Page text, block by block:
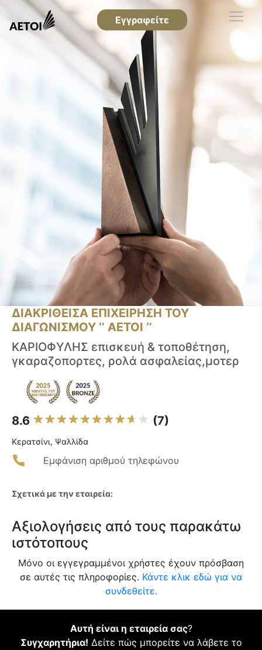
Εγγραφείτε
ΔΙΑΚΡΙΘΕΙΣΑ ΕΠΙΧΕΙΡΗΣΗ ΤΟΥ
ΔΙΑΓΩΝΙΣΜΟΥ ‘’ ΑΕΤΟΙ ‘’
ΚΑΡΙΟΦΥΛΗΣ επισκευή & τοποθέτηση,
γκαραζοπορτες, ρολά ασφαλείας,μοτερ
8.6 (7)
Κερατσίνι, Ψαλλίδα
Εμφάνιση αριθμού τηλεφώνου
Σχετικά με την εταιρεία:
Αξιολογήσεις από τους παρακάτω
ιστότοπους
Μόνο οι εγγεγραμμένοι χρήστες έχουν πρόσβαση
σε αυτές τις πληροφορίες. Κάντε κλικ εδώ για να
συνδεθείτε.
Αυτή είναι η εταιρεία σας?
Συγχαρητήρια! Δείτε πώς μπορείτε να λάβετε το